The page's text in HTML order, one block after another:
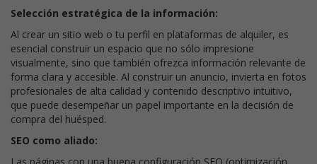
Selección estratégica de la información:
Al crear un sitio web o tu perfil en plataformas de alquiler, es
esencial construir un espacio que no sólo impresione
visualmente, sino que también ofrezca información relevante de
forma clara y accesible. Al construir un anuncio, invierta en fotos
profesionales de alta calidad y contenido descriptivo intuitivo,
que puede desempeñar un papel importante en la decisión de
compra del huésped.
SEO como aliado: